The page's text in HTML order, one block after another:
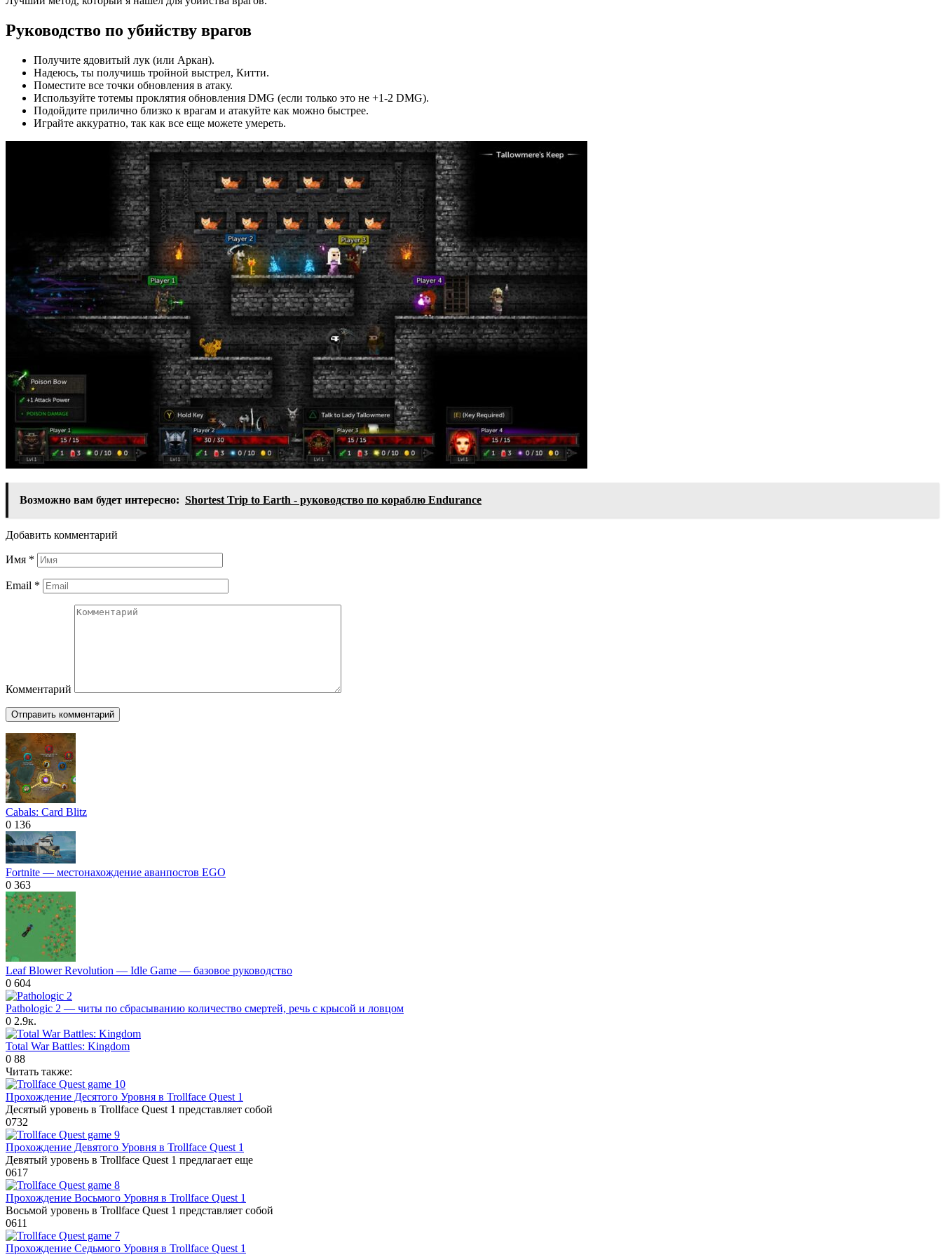
Руководство по убийству врагов
Получите ядовитый лук (или Аркан).
Надеюсь, ты получишь тройной выстрел, Китти.
Поместите все точки обновления в атаку.
Используйте тотемы проклятия обновления DMG (если только это не +1-2 DMG).
Подойдите прилично близко к врагам и атакуйте как можно быстрее.
Играйте аккуратно, так как все еще можете умереть.
Возможно вам будет интересно: Shortest Trip to Earth - руководство по кораблю Endurance
Добавить комментарий
Имя *
Email *
Комментарий
Cabals: Card Blitz
0 136
Fortnite — местонахождение аванпостов EGO
0 363
Leaf Blower Revolution — Idle Game — базовое руководство
0 604
Pathologic 2 — читы по сбрасыванию количество смертей, речь с крысой и ловцом
0 2.9к.
Total War Battles: Kingdom
0 88
Читать также:
Прохождение Десятого Уровня в Trollface Quest 1
Десятый уровень в Trollface Quest 1 представляет собой
0732
Прохождение Девятого Уровня в Trollface Quest 1
Девятый уровень в Trollface Quest 1 предлагает еще
0617
Прохождение Восьмого Уровня в Trollface Quest 1
Восьмой уровень в Trollface Quest 1 представляет собой
0611
Прохождение Седьмого Уровня в Trollface Quest 1